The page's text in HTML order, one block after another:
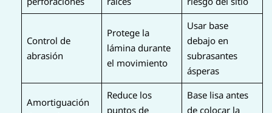
Control de
abrasión
Protege la
lámina durante
el movimiento
Usar base
debajo en
subrasantes
ásperas
Amortiguación
Reduce los
puntos de
Base lisa antes
de colocar la